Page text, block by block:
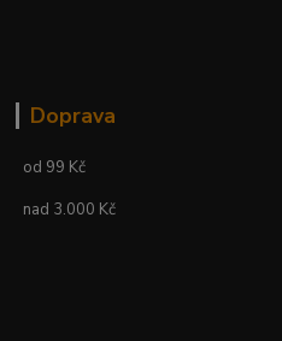
Doprava
od 99 Kč
nad 3.000 Kč